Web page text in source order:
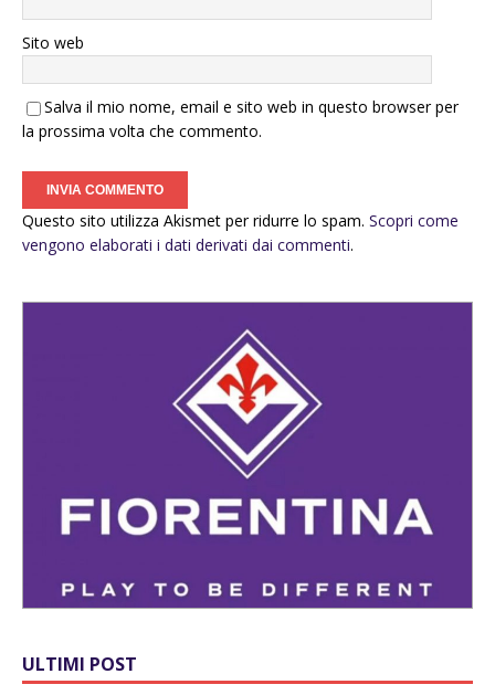
Sito web
Salva il mio nome, email e sito web in questo browser per
la prossima volta che commento.
Questo sito utilizza Akismet per ridurre lo spam. Scopri come
vengono elaborati i dati derivati dai commenti.
ULTIMI POST